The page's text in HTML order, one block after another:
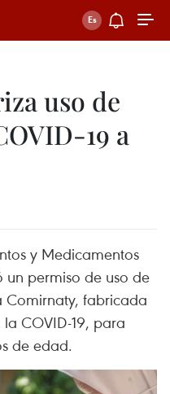
uso de
19 a
y Medicamentos
un permiso de uso de
fabricada
COVID-19, para
de edad.